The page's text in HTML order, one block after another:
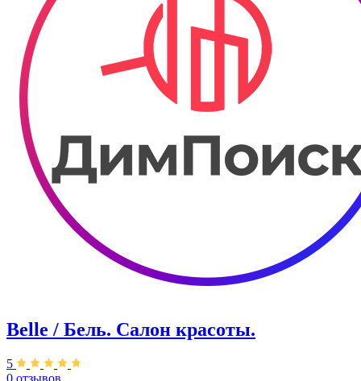
Belle / Бель. Салон красоты.
5
0 отзывов